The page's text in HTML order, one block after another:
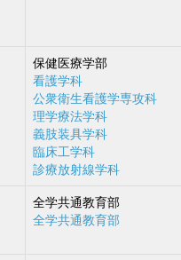
保健医療学部
看護学科
公衆衛生看護学専攻科
理学療法学科
義肢装具学科
臨床工学科
診療放射線学科
全学共通教育部
全学共通教育部